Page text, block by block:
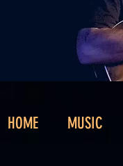
HOME MUSIC